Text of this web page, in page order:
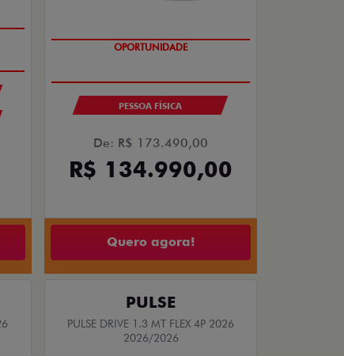
PREÇO IMPERDÍVEL
PESSOA FÍSICA
De: R$ 173.490,00
R$ 134.990,00
Quero agora!
PULSE
PULSE DRIVE 1.3 MT FLEX 4P 2026
2026/2026